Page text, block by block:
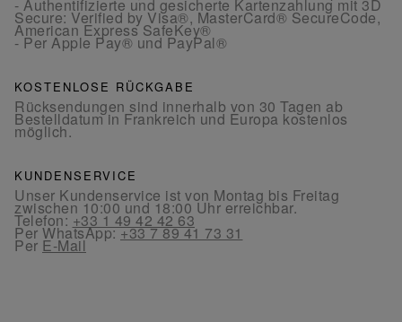
- Authentifizierte und gesicherte Kartenzahlung mit 3D
Secure: Verified by Visa®, MasterCard® SecureCode,
American Express SafeKey®
- Per Apple Pay® und PayPal®
KOSTENLOSE RÜCKGABE
Rücksendungen sind innerhalb von 30 Tagen ab
Bestelldatum in Frankreich und Europa kostenlos
möglich.
KUNDENSERVICE
Unser Kundenservice ist von Montag bis Freitag
zwischen 10:00 und 18:00 Uhr erreichbar.
Telefon:+33 1 49 42 42 63
Per WhatsApp:+33 7 89 41 73 31
Per E-Mail